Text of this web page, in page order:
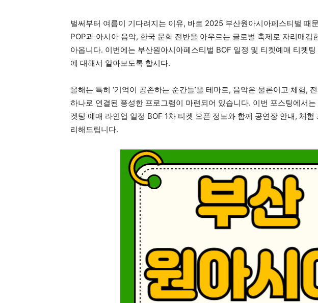
벌써부터 여름이 기다려지는 이유, 바로 2025 부산원아시아페스티벌 때
POP과 아시아 음악, 한국 문화 전반을 아우르는 글로벌 축제로 자리매김
아옵니다. 이번에는 부산원아시아페스티벌 BOF 일정 및 티켓예매 티켓
에 대해서 알아보도록 합시다.
올해는 특히 ‘기억이 공존하는 순간들’을 테마로, 음악은 물론이고 체험,
하나로 연결된 풍성한 프로그램이 마련되어 있습니다. 이번 포스팅에서
켓팅 예매 라인업 일정 BOF 1차 티켓 오픈 정보와 함께 공연장 안내, 체
리해드립니다.